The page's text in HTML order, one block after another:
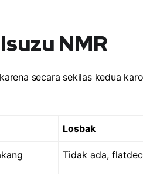
NMR
secara sekilas kedua
Losbak
Tidak ada,